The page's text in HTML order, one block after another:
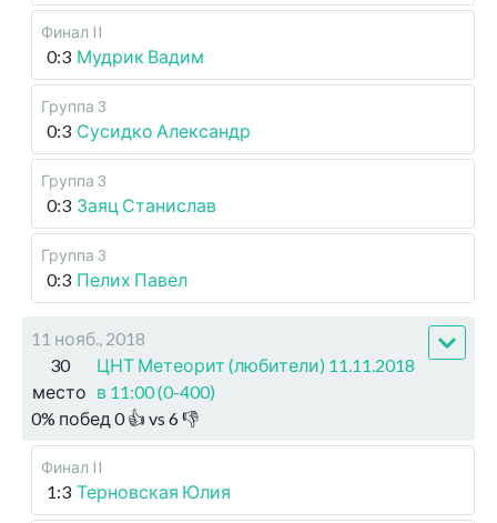
Финал II
0:3 Мудрик Вадим
Группа 3
0:3 Сусидко Александр
Группа 3
0:3 Заяц Станислав
Группа 3
0:3 Пелих Павел
11 нояб., 2018
30
место
ЦНТ Метеорит (любители) 11.11.2018
в 11:00 (0-400)
0% побед 0👍 vs 6👎
Финал II
1:3 Терновская Юлия